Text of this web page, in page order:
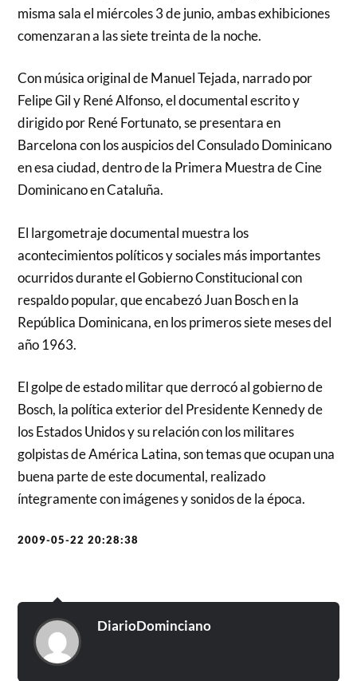
misma sala el miércoles 3 de junio, ambas exhibiciones
comenzaran a las siete treinta de la noche.
Con música original de Manuel Tejada, narrado por
Felipe Gil y René Alfonso, el documental escrito y
dirigido por René Fortunato, se presentara en
Barcelona con los auspicios del Consulado Dominicano
en esa ciudad, dentro de la Primera Muestra de Cine
Dominicano en Cataluña.
El largometraje documental muestra los
acontecimientos políticos y sociales más importantes
ocurridos durante el Gobierno Constitucional con
respaldo popular, que encabezó Juan Bosch en la
República Dominicana, en los primeros siete meses del
año 1963.
El golpe de estado militar que derrocó al gobierno de
Bosch, la política exterior del Presidente Kennedy de
los Estados Unidos y su relación con los militares
golpistas de América Latina, son temas que ocupan una
buena parte de este documental, realizado
íntegramente con imágenes y sonidos de la época.
2009-05-22 20:28:38
DiarioDominciano